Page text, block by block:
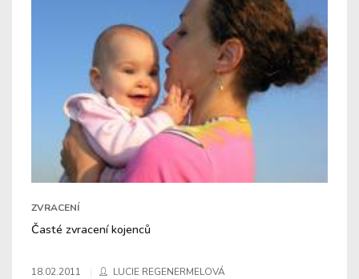
ZVRACENÍ
Časté zvracení kojenců
18.02.2011 LUCIE REGENERMELOVÁ